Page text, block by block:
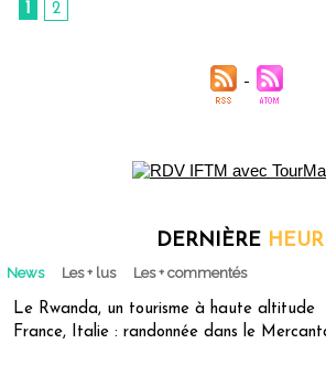
1 2
DERNIÈRE
News Les + lus Les + commentés
Le Rwanda, un tourisme à haute altitude
France, Italie : randonnée dans le